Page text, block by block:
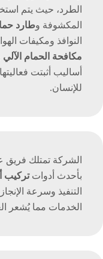
الطرد، حيث يتم
المكشوفة وطارد
النوافذ ومكيفات
مكافحة الحمام الآلي
أساليب أثبتت
للإنسان.
الشركة تمتلك
بأحدث أدواتتركيب
التنفيذ وسرعة
الخدمات مما يُشعر